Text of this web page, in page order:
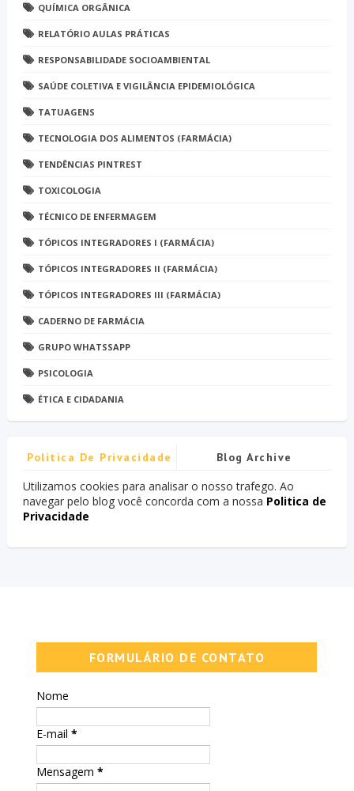
QUÍMICA ORGÂNICA
RELATÓRIO AULAS PRÁTICAS
RESPONSABILIDADE SOCIOAMBIENTAL
SAÚDE COLETIVA E VIGILÂNCIA EPIDEMIOLÓGICA
TATUAGENS
TECNOLOGIA DOS ALIMENTOS (FARMÁCIA)
TENDÊNCIAS PINTREST
TOXICOLOGIA
TÉCNICO DE ENFERMAGEM
TÓPICOS INTEGRADORES I (FARMÁCIA)
TÓPICOS INTEGRADORES II (FARMÁCIA)
TÓPICOS INTEGRADORES III (FARMÁCIA)
CADERNO DE FARMÁCIA
GRUPO WHATSSAPP
PSICOLOGIA
ÉTICA E CIDADANIA
Politica De Privacidade Blog Archive
Utilizamos cookies para analisar o nosso trafego. Ao
navegar pelo blog você concorda com a nossa Politica de
Privacidade
FORMULÁRIO DE CONTATO
Nome
E-mail*
Mensagem*